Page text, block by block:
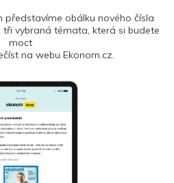
představíme obálku nového čísla
vybraná témata, která si budete
moct
na webu Ekonom.cz.